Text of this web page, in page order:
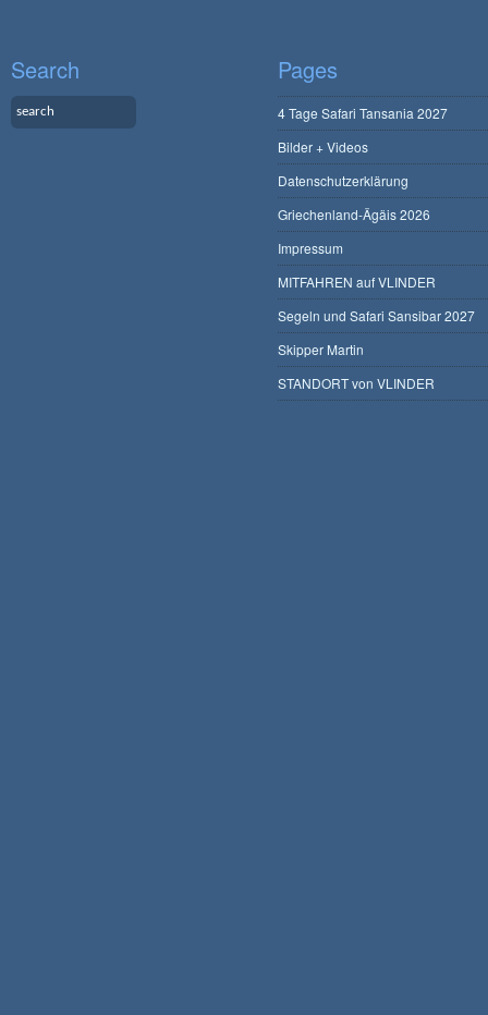
Search Pages
4 Tage Safari Tansania 2027
Bilder + Videos
Datenschutzerklärung
Griechenland-Ägäis 2026
Impressum
MITFAHREN auf VLINDER
Segeln und Safari Sansibar 2027
Skipper Martin
STANDORT von VLINDER